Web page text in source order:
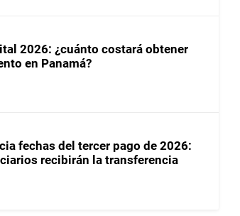
2026: ¿cuánto costará obtener
en Panamá?
fechas del tercer pago de 2026:
recibirán la transferencia